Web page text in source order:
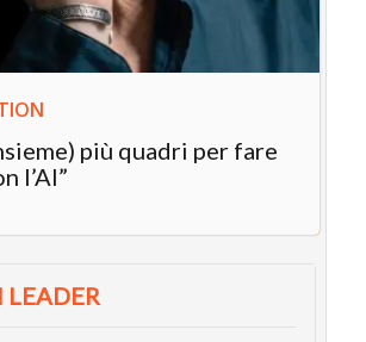
più quadri per fare
l’AI”